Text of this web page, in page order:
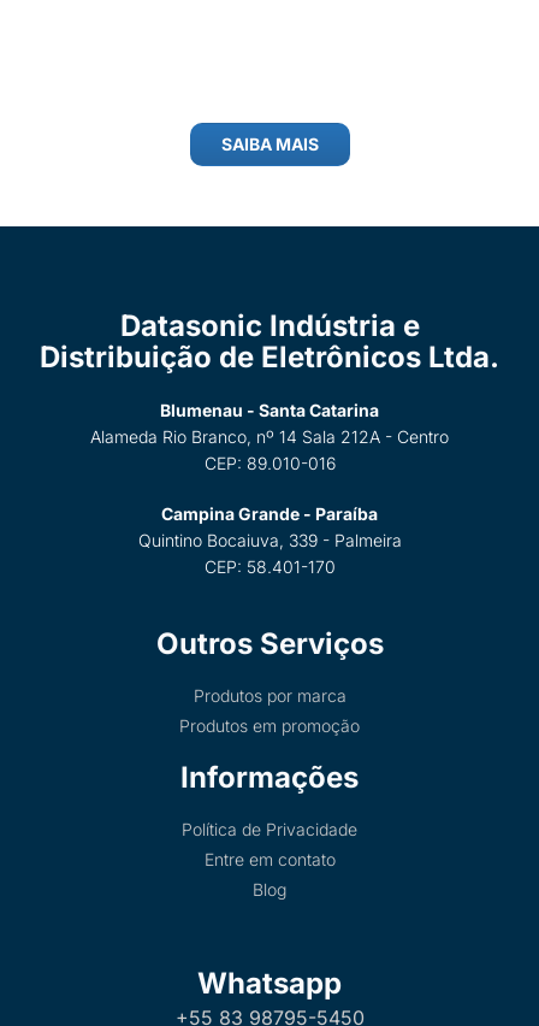
SAIBA MAIS
Datasonic Indústria e
Distribuição de Eletrônicos Ltda.
Blumenau - Santa Catarina
Alameda Rio Branco, nº 14 Sala 212A - Centro
CEP: 89.010-016
Campina Grande - Paraíba
Quintino Bocaiuva, 339 - Palmeira
CEP: 58.401-170
Outros Serviços
Produtos por marca
Produtos em promoção
Informações
Política de Privacidade
Entre em contato
Blog
Whatsapp
+55 83 98795-5450